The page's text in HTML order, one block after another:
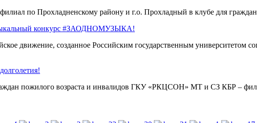
по Прохладненскому району и г.о. Прохладный в клубе для
конкурс #ЗАОДНОМУЗЫКА!
движение, созданное Российским государственным университетом
пожилого возраста и инвалидов ГКУ «РКЦСОН» МТ и СЗ КБР –